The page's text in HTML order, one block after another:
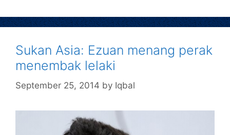
Sukan Asia: Ezuan menang perak
menembak lelaki
September 25, 2014 by Iqbal